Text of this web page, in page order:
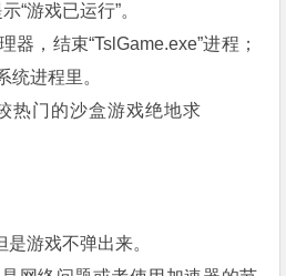
“游戏已运行”。
，结束“TslGame.exe”进程；
统进程里。
游戏不弹出来。